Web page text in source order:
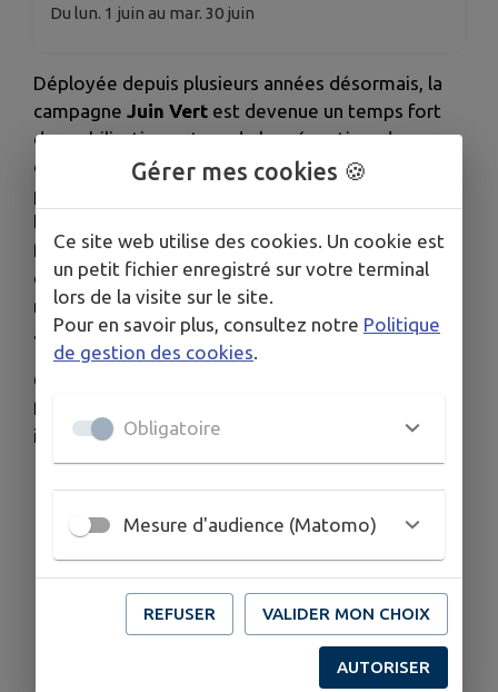
Du lun. 1 juin au mar. 30 juin
Déployée depuis plusieurs années désormais, la
campagne Juin Vert est devenue un temps fort
de mobilisation autour de la prévention, du
dépistage et de la vaccination contre les HPV. Elle
permet chaque année de renforcer
l’information du grand public et de sensibiliser les
femmes à l’importance d’un dépistage régulier,
essentiel pour prévenir ce cancer encore
responsable de nombreux diagnostics chaque
année.
Chaque action de sensibilisation compte pour
favoriser l’accès à la prévention et réduire les
inégalités de santé. 💚
Gérer mes cookies 🍪
Ce site web utilise des cookies. Un cookie est
un petit fichier enregistré sur votre terminal
lors de la visite sur le site.
Pour en savoir plus, consultez notre Politique
de gestion des cookies
Obligatoire
Mesure d'audience (Matomo)
REFUSER VALIDER MON CHOIX
AUTORISER